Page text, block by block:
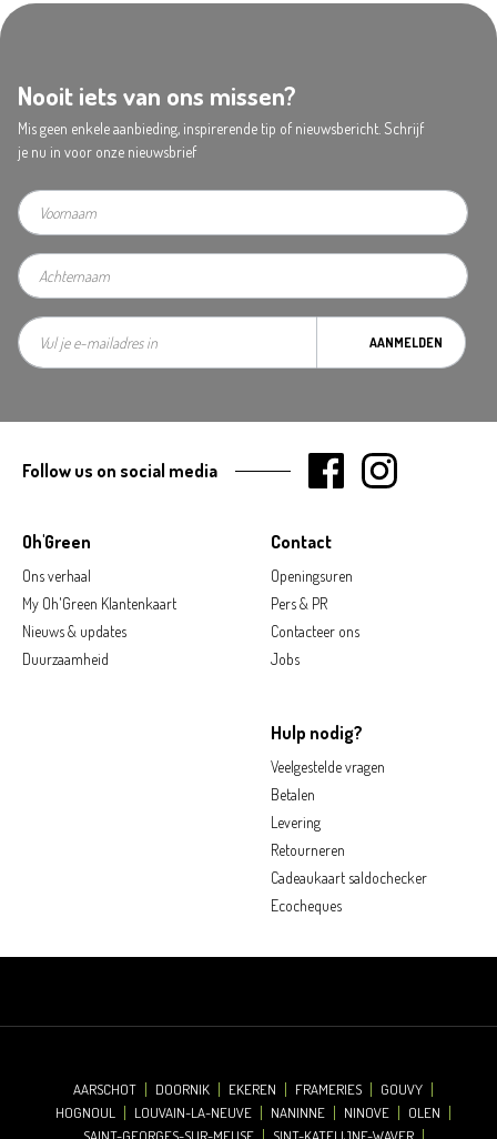
Nooit iets van ons missen?
Mis geen enkele aanbieding, inspirerende tip of nieuwsbericht. Schrijf
je nu in voor onze nieuwsbrief
AANMELDEN
Oh'Green
Ons verhaal
My Oh'Green Klantenkaart
Nieuws & updates
Duurzaamheid
Contact
Openingsuren
Pers & PR
Contacteer ons
Jobs
Hulp nodig?
Veelgestelde vragen
Betalen
Levering
Retourneren
Cadeaukaart saldochecker
Ecocheques
Follow us on social media
AARSCHOT DOORNIK EKEREN FRAMERIES
GOUVY
HOGNOUL
LOUVAIN-LA-NEUVE NANINNE NINOVE
OLEN